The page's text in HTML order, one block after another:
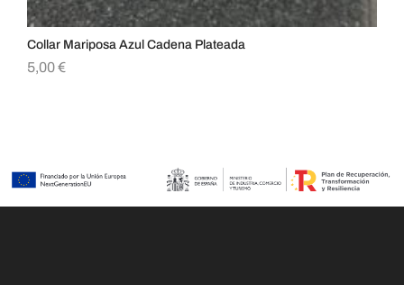
Collar Mariposa Azul Cadena Plateada
5,00€